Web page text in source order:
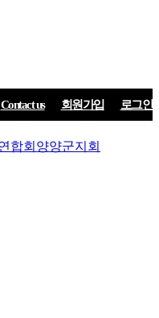
Contact us 회원가입 로그인